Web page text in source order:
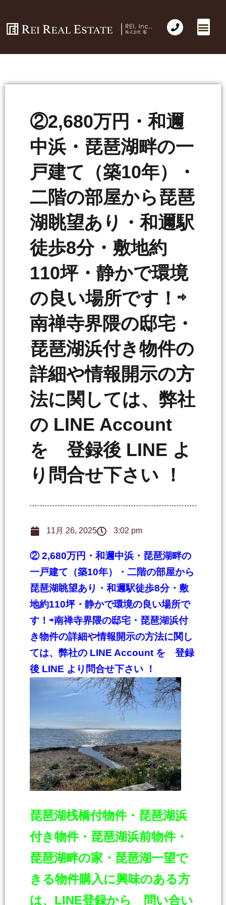
②2,680万円・和邇
中浜・琵琶湖畔の一
戸建て（築10年）・
二階の部屋から琵琶
湖眺望あり・和邇駅
徒歩8分・敷地約
110坪・静かで環境
の良い場所です！⇨
南禅寺界隈の邸宅・
琵琶湖浜付き物件の
詳細や情報開示の方
法に関しては、弊社
の LINE Account
を 登録後 LINE よ
り問合せ下さい ！
11月 26, 2025 3:02 pm
② 2,680万円・和邇中浜・琵琶湖畔の
一戸建て（築10年）・二階の部屋から
琵琶湖眺望あり・和邇駅徒歩8分・敷
地約110坪・静かで環境の良い場所で
す！ ⇨南禅寺界隈の邸宅・琵琶湖浜付
き物件の詳細や情報開示の方法に関し
ては、弊社の LINE Account を 登録
後 LINE より問合せ下さい ！
琵琶湖桟橋付物件・琵琶湖浜
付き物件・琵琶湖浜前物件・
琵琶湖畔の家・琵琶湖一望で
きる物件購入に興味のある方
は、LINE登録から 問い合い